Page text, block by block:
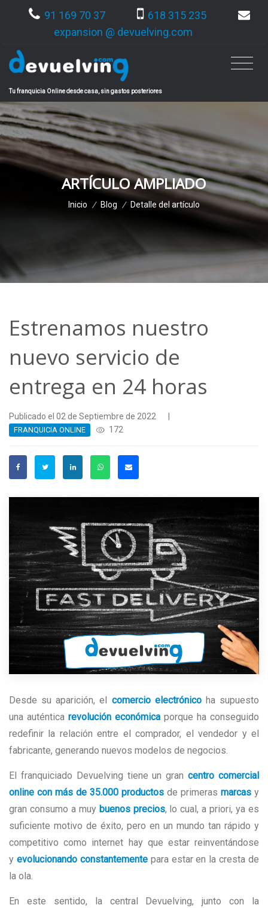
91 169 70 37
618 315 235
expansion @ devuelving.com
Tu franquicia Online desde casa, sin gastos posteriores
ARTÍCULO AMPLIADO
Inicio / Blog / Detalle del artículo
Estrenamos nuestro
nuevo servicio de
entrega en 24 horas
Publicado el 02 de Septiembre de 2022
FRANQUICIA ONLINE 172
Desde su aparición, el comercio electrónicoha supuesto
una auténtica revolución económica porque ha conseguido
redefinir la relación entre el comprador, el vendedor y el
fabricante, generando nuevos modelos de negocios.
El franquiciado Devuelving tiene un grancentro comercial
online con más de 35.000 productos de primeras marcas y
gran consumo a muy buenos precios, lo cual, a priori, ya es
suficiente motivo de éxito, pero en un mundo tan rápido y
competitivo como internet hay que estar reinventándose
y evolucionando constantementepara estar en la cresta de
la ola.
En este sentido, la central Devuelving, junto con la